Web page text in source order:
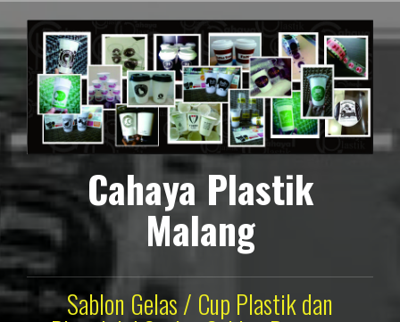
ke
konten
Cahaya Plastik
Malang
Sablon Gelas / Cup Plastik dan